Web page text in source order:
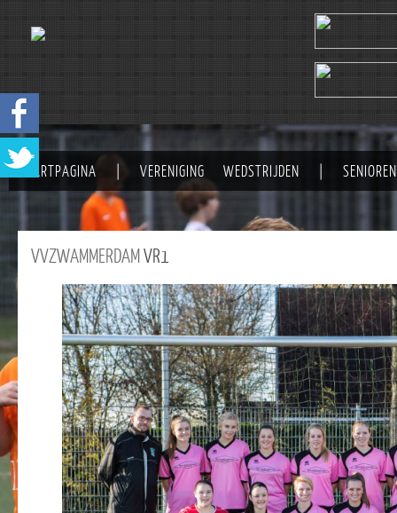
STARTPAGINA VERENIGING WEDSTRIJDEN SENIOREN
VVZWAMMERDAMVR1